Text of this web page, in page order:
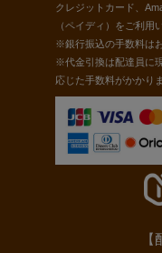
クレジットカード、
（ペイディ）をご利用
※銀行振込の手数料は
※代金引換は配達員に
応じた手数料がかかりま